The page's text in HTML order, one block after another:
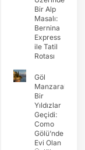
Bir Alp
Masalı:
Bernina
Express
ile Tatil
Rotası
Göl
Manzaralı
Bir
Yıldızlar
Geçidi:
Como
Gölü’nde
Evi Olan